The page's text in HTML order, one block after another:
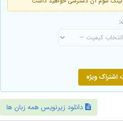
اشتراک ویژه
دانلود زیرنویس همه زبان ها